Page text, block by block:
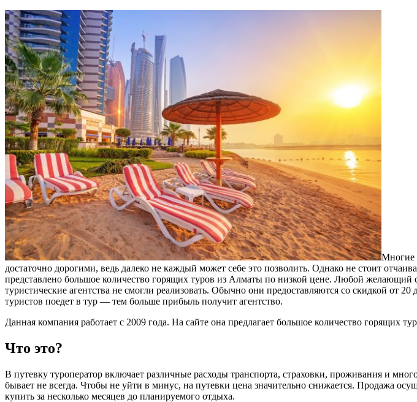
Многие
достаточно дорогими, ведь далеко не каждый может себе это позволить. Однако не стоит
представлено большое количество горящих туров из Алматы по низкой цене. Любой
туристические агентства не смогли реализовать. Обычно они предоставляются со скидкой от
туристов поедет в тур — тем больше прибыль получит агентство.
Данная компания работает с 2009 года. На сайте она предлагает большое количество
Что это?
В путевку туроператор включает различные расходы транспорта, страховки, проживания и
бывает не всегда. Чтобы не уйти в минус, на путевки цена значительно снижается. Продажа
купить за несколько месяцев до планируемого отдыха.